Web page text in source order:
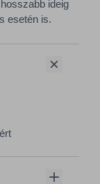
ideig
esetén is.